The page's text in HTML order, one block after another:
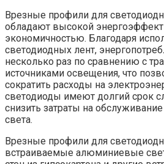
Врезные профили для
обладают высокой
экономичностью. Благодаря
светодиодных лент,
несколько раз по сравнению с
источниками освещения, что
сократить расходы на
светодиоды имеют долгий срок
снизить затраты на
света.
Врезные профили для
встраиваемые алюминиевые